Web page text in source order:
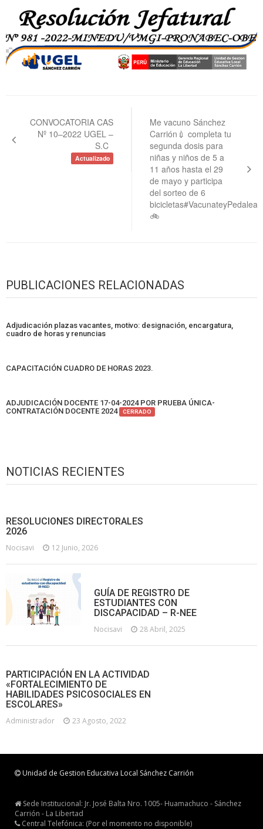
entradas
CONVOCATORIA CAS
Nº 10–2022 UGEL –
S.C
Actualizado
Me vacuno Sánchez
Carrión💉 completa tu
segunda dosis para
niñas y niños de 5 a
11 años hasta el 29
de mayo y participa
del sorteo de 6
bicicletas#VacunateyPedalea
🚲
PUBLICACIONES RELACIONADAS
Adjudicación plazas vacantes, motivo: designación, encargatura,
cuadro de horas y renuncias
CAPACITACIÓN CUADRO DE HORAS 2023.
ADJUDICACIÓN DOCENTE 17-04-2024 POR PRUEBA ÚNICA-
CONTRATACIÓN DOCENTE 2024
CERRADO
NOTICIAS RECIENTES
RESOLUCIONES DIRECTORALES
2026
Nocisavi 12 Junio, 2026
GUÍA DE REGISTRO DE
ESTUDIANTES CON
DISCAPACIDAD – R-NEE
Nocisavi 28 Abril, 2025
PARTICIPACIÓN EN LA ACTIVIDAD
«FORTALECIMIENTO DE
HABILIDADES PSICOSOCIALES EN
ESCOLARES»
Administrador 23 Agosto, 2022
Unidad de Gestion Educativa Local Sánchez Carrión
Sede Institucional: Jr. José Balta Nro. 1005- Huamachuco - Sánchez
Carrión - La Libertad
Central Telefónica: (Por el momento no disponible)